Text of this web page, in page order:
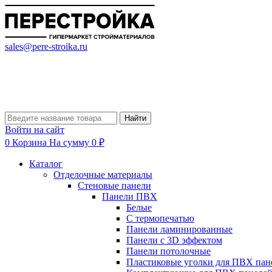
sales@pere-stroika.ru
Найти
Войти на сайт
0 Корзина На сумму 0 ₽
Каталог
Отделочные материалы
Стеновые панели
Панели ПВХ
Белые
С термопечатью
Панели ламинированные
Панели с 3D эффектом
Панели потолочные
Пластиковые уголки для ПВХ